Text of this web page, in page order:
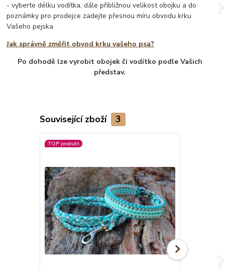
- vyberte délku vodítka, dále přibližnou velikost obojku a do
poznámky pro prodejce zadejte přesnou míru obvodu krku
Vašeho pejska
Jak správně změřit obvod krku vašeho psa?
Po dohodě lze vyrobit obojek či vodítko podle Vašich
představ.
Související zboží 3
TOP produkt